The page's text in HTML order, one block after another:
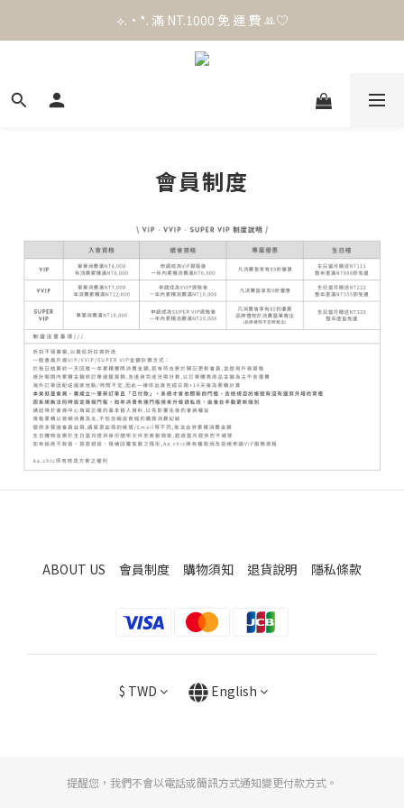
官 網 加 入 會 員 贈 50 元 購 物 金 .ᐟ.ᐟ.ᐟ
⟡.·*. 滿 NT.1000 免 運 費 ꔛ♡
官 網 加 入 會 員 贈 50 元 購 物 金 .ᐟ.ᐟ.ᐟ
會員制度
ABOUT US 會員制度 購物須知 退貨說明 隱私條款
$ TWD English
提醒您，我們不會以電話或簡訊方式通知變更付款方式。